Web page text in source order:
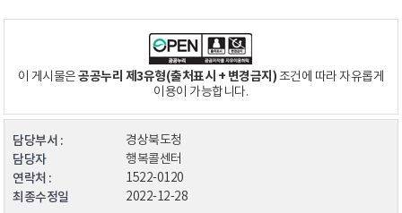
이 게시물은공공누리 제3유형(출처표시 + 변경금지)조건에 따라 자유롭게
이용이 가능합니다.
담당부서 : 경상북도청
담당자 행복콜센터
연락처 : 1522-0120
최종수정일 2022-12-28